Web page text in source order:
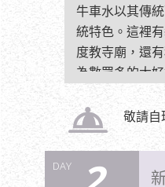
牛車水以其傳
統特色。這裡
度教寺廟，還
為數眾多的大
號店鋪比鄰錯
敬請自
DAY